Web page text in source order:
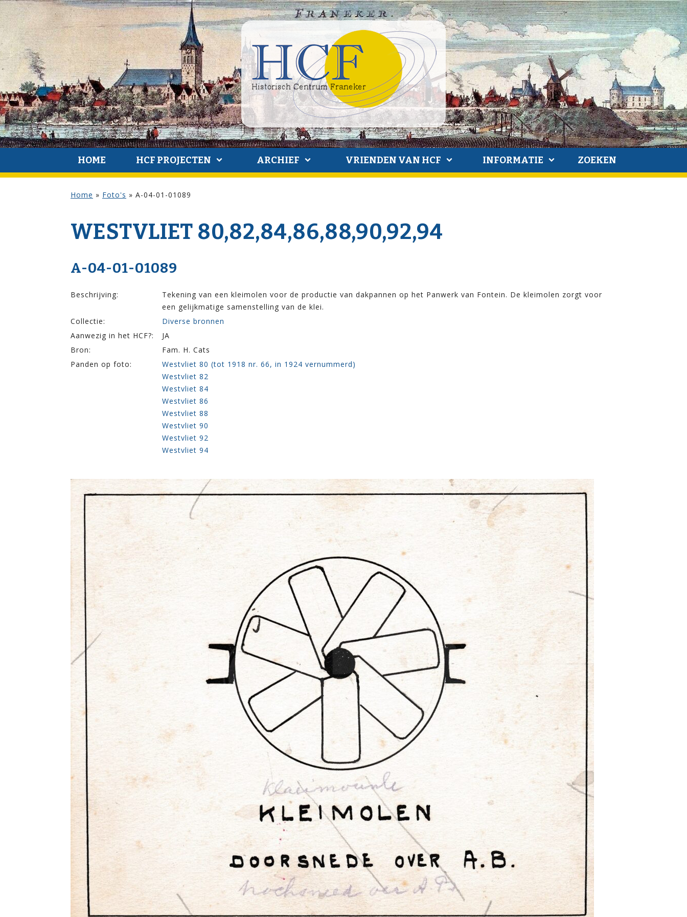
HOME HCF PROJECTEN ARCHIEF VRIENDEN VAN HCF INFORMATIE ZOEKEN
Home » Foto's » A-04-01-01089
WESTVLIET 80,82,84,86,88,90,92,94
A-04-01-01089
Beschrijving:
Tekening van een kleimolen voor de productie van dakpannen op het Panwerk van Fontein. De kleimolen zorgt voor
een gelijkmatige samenstelling van de klei.
Collectie:
Diverse bronnen
Aanwezig in het HCF?:
JA
Bron:
Fam. H. Cats
Panden op foto:
Westvliet 80 (tot 1918 nr. 66, in 1924 vernummerd)
Westvliet 82
Westvliet 84
Westvliet 86
Westvliet 88
Westvliet 90
Westvliet 92
Westvliet 94